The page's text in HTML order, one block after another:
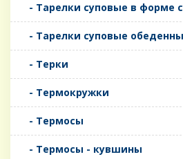
- Тарелки суповые в форме
- Тарелки суповые
- Терки
- Термокружки
- Термосы
- Термосы - кувшины